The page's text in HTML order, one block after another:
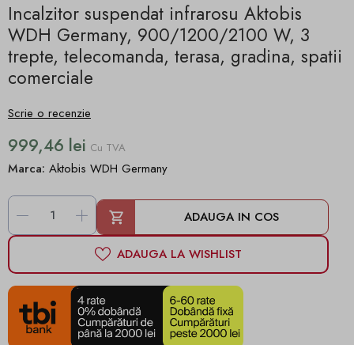
Incalzitor suspendat infrarosu Aktobis
WDH Germany, 900/1200/2100 W, 3
trepte, telecomanda, terasa, gradina, spatii
comerciale
Scrie o recenzie
999,46 lei Cu TVA
Marca: Aktobis WDH Germany
- + ADAUGA IN COS
ADAUGA LA WISHLIST